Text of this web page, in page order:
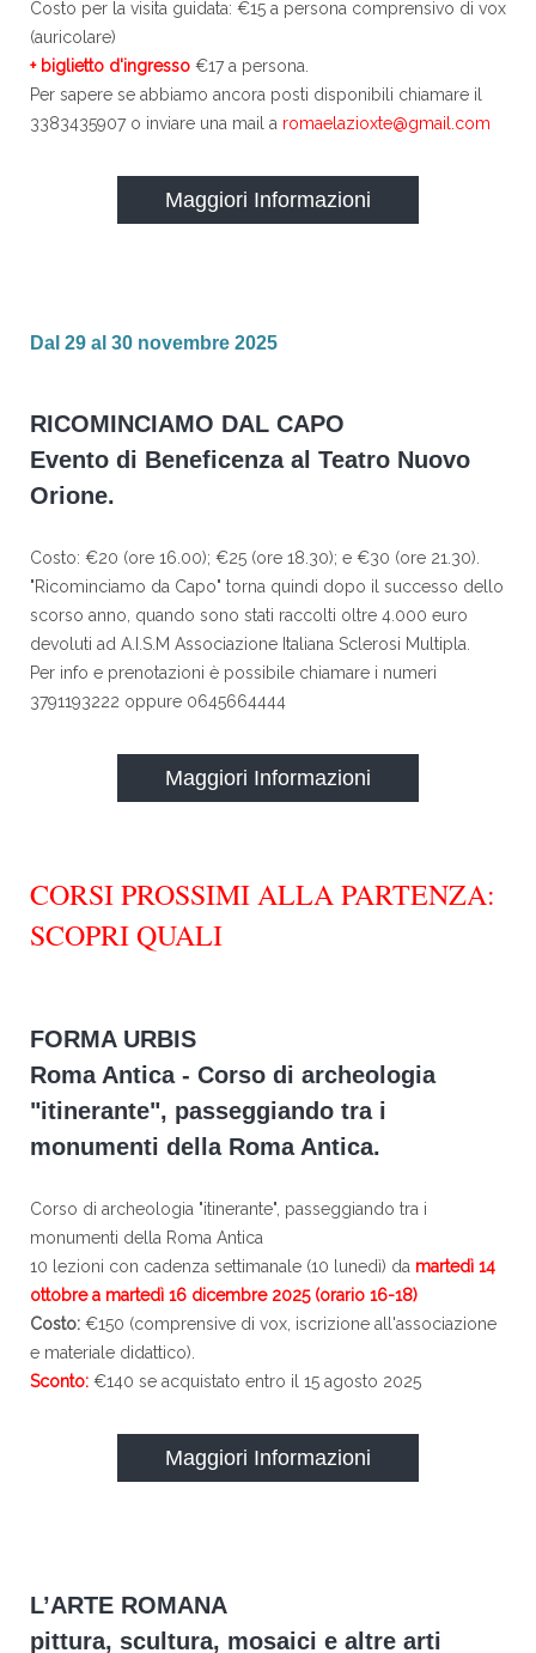
Costo per la visita guidata: €15 a persona comprensivo di vox
(auricolare)
+ biglietto d'ingresso €17 a persona.
Per sapere se abbiamo ancora posti disponibili chiamare il
3383435907 o inviare una mail a romaelazioxte@gmail.com
Maggiori Informazioni
Dal 29 al 30 novembre 2025
RICOMINCIAMO DAL CAPO
Evento di Beneficenza al Teatro Nuovo
Orione.
Costo: €20 (ore 16.00); €25 (ore 18.30); e €30 (ore 21.30).
"Ricominciamo da Capo" torna quindi dopo il successo dello
scorso anno, quando sono stati raccolti oltre 4.000 euro
devoluti ad A.I.S.M Associazione Italiana Sclerosi Multipla.
Per info e prenotazioni è possibile chiamare i numeri
3791193222 oppure 0645664444
Maggiori Informazioni
CORSI PROSSIMI ALLA PARTENZA:
SCOPRI QUALI
FORMA URBIS
Roma Antica - Corso di archeologia
"itinerante", passeggiando tra i
monumenti della Roma Antica.
Corso di archeologia "itinerante", passeggiando tra i
monumenti della Roma Antica
10 lezioni con cadenza settimanale (10 lunedì) da martedì 14
ottobre a martedì 16 dicembre 2025 (orario 16-18)
Costo: €150 (comprensive di vox, iscrizione all'associazione
e materiale didattico).
Sconto: €140 se acquistato entro il 15 agosto 2025
Maggiori Informazioni
L’ARTE ROMANA
pittura, scultura, mosaici e altre arti